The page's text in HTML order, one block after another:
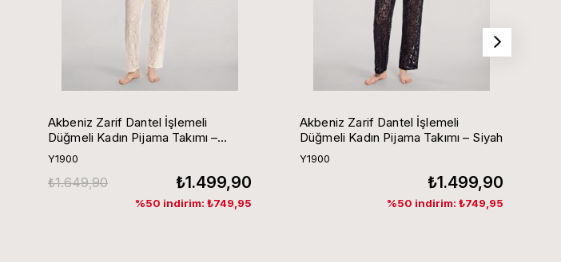
Akbeniz Zarif Dantel İşlemeli
Düğmeli Kadın Pijama Takımı –
Pudra
Y1900
₺1.499,90
₺1.649,90
%50 indirim: ₺749,95
Akbeniz Zarif Dantel İşlemeli
Düğmeli Kadın Pijama Takımı – Siyah
Y1900
₺1.499,90
%50 indirim: ₺749,95